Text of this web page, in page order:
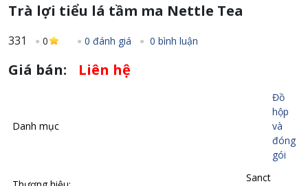
Trà lợi tiểu lá tầm ma Nettle Tea
331 0 0 đánh giá 0 bình luận
Giá bán: Liên hệ
Danh mục
Đồ
hộp
và
đóng
gói
Sanct